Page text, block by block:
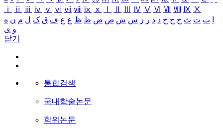
ⅰ
ⅱ ⅲ ⅳ ⅴ ⅵ ⅶ ⅷ ⅸ ⅹ Ⅳ Ⅴ Ⅵ Ⅶ Ⅷ Ⅸ Ⅹ
ب ت ث ج ح خ د ذ ر ز س ش ص ض ط ظ ع غ ف ق ک ل م ن ه
و ی
닫기
통합검색
국내학술논문
학위논문